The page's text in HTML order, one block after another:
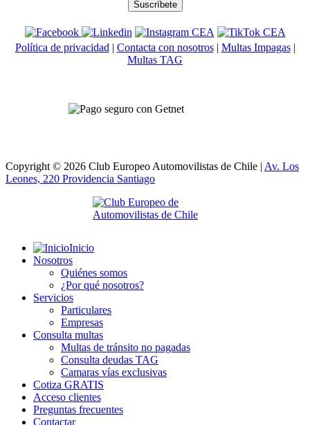
Política de privacidad | Contacta con nosotros| Multas Impagas|
Multas TAG
Copyright © 2026 Club Europeo Automovilistas de Chile | Av. Los
Leones, 220 Providencia Santiago
Inicio
Nosotros
Quiénes somos
¿Por qué nosotros?
Servicios
Particulares
Empresas
Consulta multas
Multas de tránsito no pagadas
Consulta deudas TAG
Camaras vías exclusivas
Cotiza GRATIS
Acceso clientes
Preguntas frecuentes
Contactar